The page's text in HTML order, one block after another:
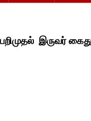
இருவர்